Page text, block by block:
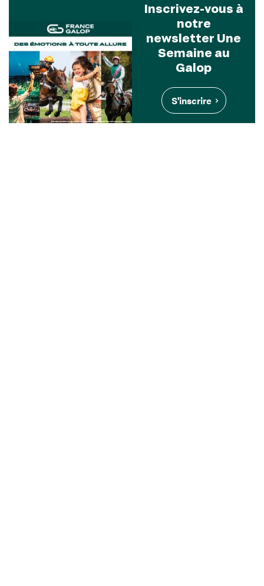
Inscrivez-vous à
notre
newsletter Une
Semaine au
Galop
S'inscrire